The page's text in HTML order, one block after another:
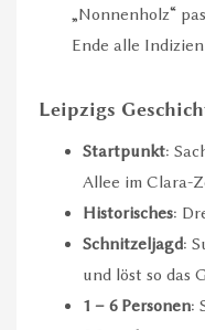
„Nonnenholz“
Ende alle
Leipzigs
Startpunkt:
Allee im Clara-
Historisches:
Schnitzeljagd:
und löst so das
1 – 6 Personen: